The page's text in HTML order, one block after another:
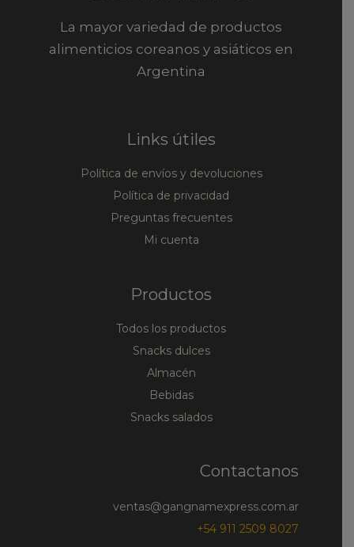
La mayor variedad de productos
alimenticios coreanos y asiáticos en
Argentina
Links útiles
Política de envíos y devoluciones
Política de privacidad
Preguntas frecuentes
Mi cuenta
Productos
Todos los productos
Snacks dulces
Almacén
Bebidas
Snacks salados
Contactanos
ventas@gangnamexpress.com.ar
+54 911 2509 8027